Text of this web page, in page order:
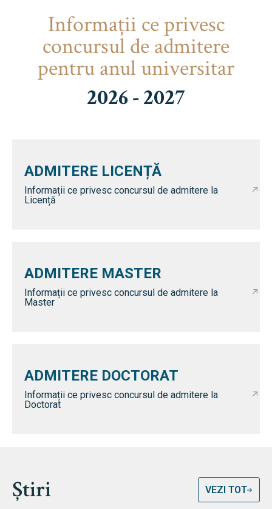
Informaţii ce privesc
concursul de admitere
pentru anul universitar
2026 - 2027
ADMITERE LICENȚĂ
Informații ce privesc concursul de admitere la
Licență
ADMITERE MASTER
Informații ce privesc concursul de admitere la
Master
ADMITERE DOCTORAT
Informații ce privesc concursul de admitere la
Doctorat
Știri VEZI TOT